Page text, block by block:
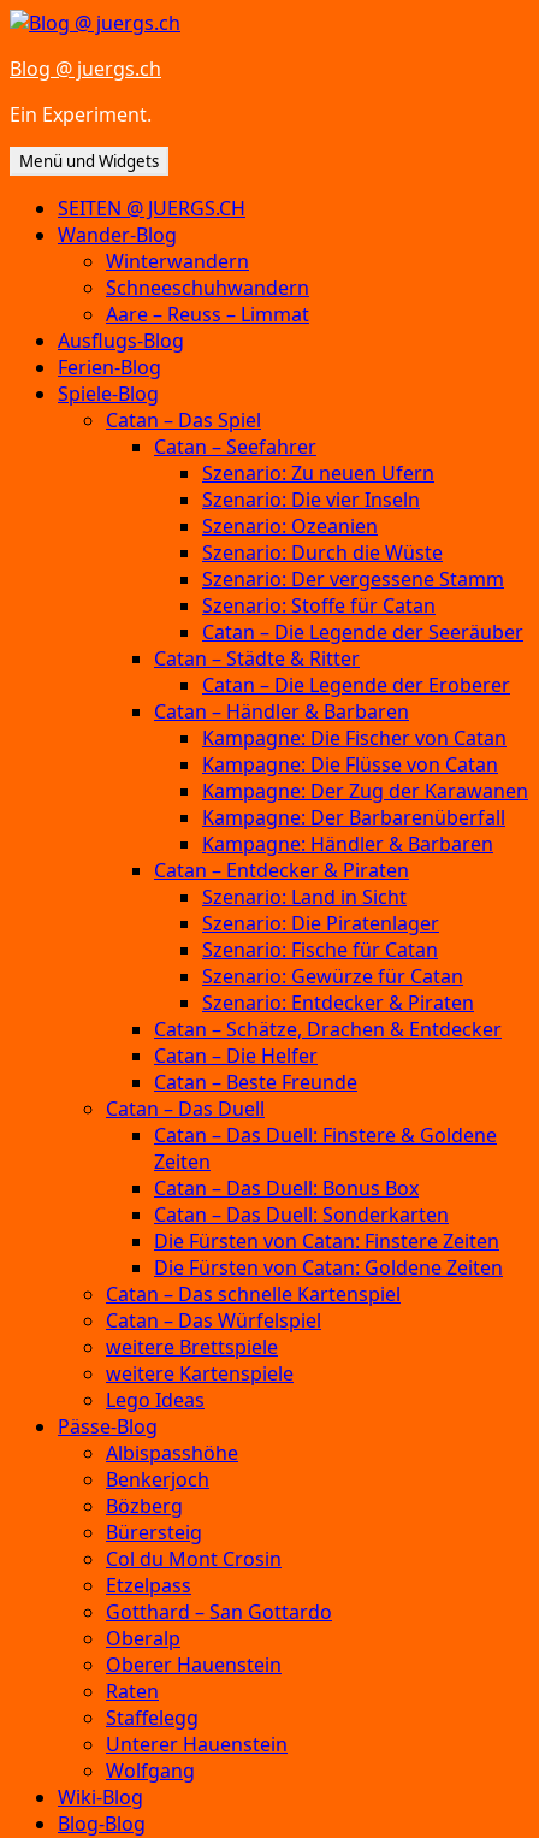
Zum
springen
Blog @ juergs.ch
Ein Experiment.
Menü und Widgets
SEITEN @ JUERGS.CH
Wander-Blog
Winterwandern
Schneeschuhwandern
Aare – Reuss – Limmat
Ausflugs-Blog
Ferien-Blog
Spiele-Blog
Catan – Das Spiel
Catan – Seefahrer
Szenario: Zu neuen Ufern
Szenario: Die vier Inseln
Szenario: Ozeanien
Szenario: Durch die Wüste
Szenario: Der vergessene Stamm
Szenario: Stoffe für Catan
Catan – Die Legende der Seeräuber
Catan – Städte & Ritter
Catan – Die Legende der Eroberer
Catan – Händler & Barbaren
Kampagne: Die Fischer von Catan
Kampagne: Die Flüsse von Catan
Kampagne: Der Zug der Karawanen
Kampagne: Der Barbarenüberfall
Kampagne: Händler & Barbaren
Catan – Entdecker & Piraten
Szenario: Land in Sicht
Szenario: Die Piratenlager
Szenario: Fische für Catan
Szenario: Gewürze für Catan
Szenario: Entdecker & Piraten
Catan – Schätze, Drachen & Entdecker
Catan – Die Helfer
Catan – Beste Freunde
Catan – Das Duell
Catan – Das Duell: Finstere & Goldene
Zeiten
Catan – Das Duell: Bonus Box
Catan – Das Duell: Sonderkarten
Die Fürsten von Catan: Finstere Zeiten
Die Fürsten von Catan: Goldene Zeiten
Catan – Das schnelle Kartenspiel
Catan – Das Würfelspiel
weitere Brettspiele
weitere Kartenspiele
Lego Ideas
Pässe-Blog
Albispasshöhe
Benkerjoch
Bözberg
Bürersteig
Col du Mont Crosin
Etzelpass
Gotthard – San Gottardo
Oberalp
Oberer Hauenstein
Raten
Staffelegg
Unterer Hauenstein
Wolfgang
Wiki-Blog
Blog-Blog